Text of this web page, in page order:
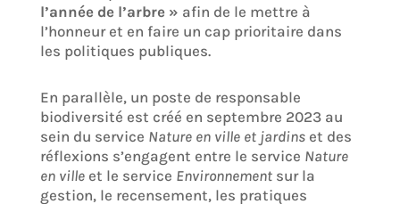
l’année de l’arbre » afin de le mettre à
l’honneur et en faire un cap prioritaire dans
les politiques publiques.
En parallèle, un poste de responsable
biodiversité est créé en septembre 2023 au
sein du service Nature en ville et jardinset des
réflexions s’engagent entre le service Nature
en villeet le service Environnementsur la
gestion, le recensement, les pratiques